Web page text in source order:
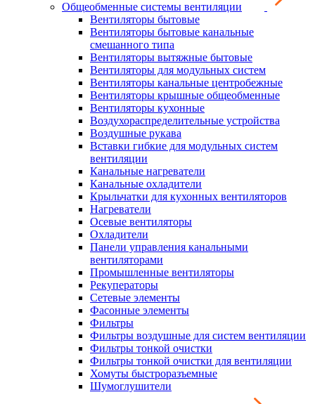
Общеобменные системы вентиляции
Вентиляторы бытовые
Вентиляторы бытовые канальные
смешанного типа
Вентиляторы вытяжные бытовые
Вентиляторы для модульных систем
Вентиляторы канальные центробежные
Вентиляторы крышные общеобменные
Вентиляторы кухонные
Воздухораспределительные устройства
Воздушные рукава
Вставки гибкие для модульных систем
вентиляции
Канальные нагреватели
Канальные охладители
Крыльчатки для кухонных вентиляторов
Нагреватели
Осевые вентиляторы
Охладители
Панели управления канальными
вентиляторами
Промышленные вентиляторы
Рекуператоры
Сетевые элементы
Фасонные элементы
Фильтры
Фильтры воздушные для систем вентиляции
Фильтры тонкой очистки
Фильтры тонкой очистки для вентиляции
Хомуты быстроразъемные
Шумоглушители